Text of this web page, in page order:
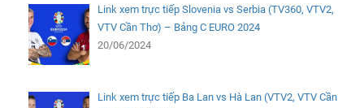
Link xem trực tiếp Slovenia vs Serbia (TV360, VTV2,
VTV Cần Thơ) – Bảng C EURO 2024
20/06/2024
Link xem trực tiếp Ba Lan vs Hà Lan (VTV2, VTV Cần